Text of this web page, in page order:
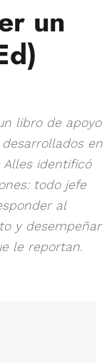
un
libro de apoyo
en
Alles identificó
todo jefe
al
y desempeñar
le reportan.